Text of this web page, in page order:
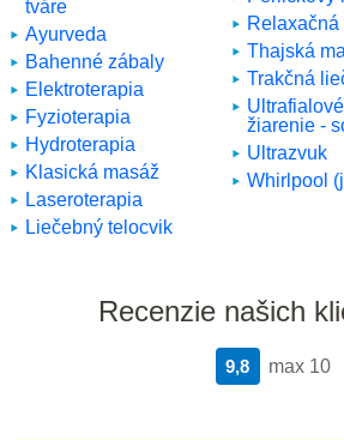
tváre
Ayurveda
Bahenné zábaly
Elektroterapia
Fyzioterapia
Hydroterapia
Klasická masáž
Laseroterapia
Liečebný telocvik
Relaxačná
Thajská
Trakčná
žiarenie -
Ultrazvuk
Whirlpool
Recenzie našich
max 10
9,8